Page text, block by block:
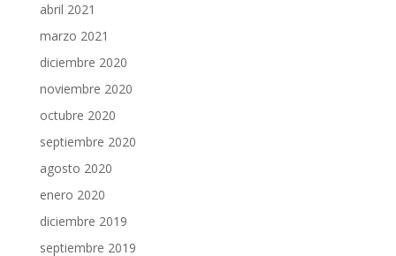
abril 2021
marzo 2021
diciembre 2020
noviembre 2020
octubre 2020
septiembre 2020
agosto 2020
enero 2020
diciembre 2019
septiembre 2019